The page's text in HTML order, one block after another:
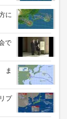
に
で
ま
プ